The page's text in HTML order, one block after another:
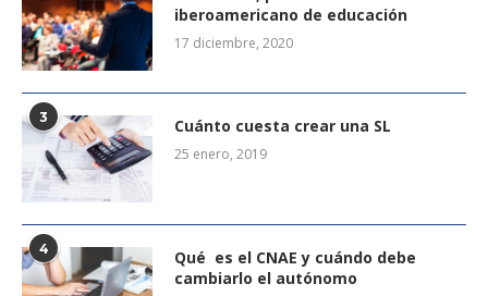
iberoamericano de educación
17 diciembre, 2020
3 Cuánto cuesta crear una SL
25 enero, 2019
4
Qué es el CNAE y cuándo debe
cambiarlo el autónomo